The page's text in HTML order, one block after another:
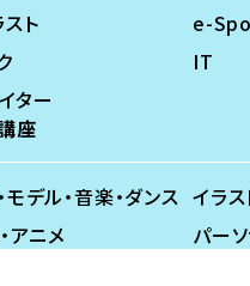
ト
ター
e-
IT
座
モデル・音楽・ダンス
アニメ
イラス
パー